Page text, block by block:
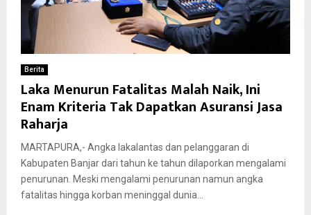
Berita
Laka Menurun Fatalitas Malah Naik, Ini
Enam Kriteria Tak Dapatkan Asuransi Jasa
Raharja
MARTAPURA,- Angka lakalantas dan pelanggaran di
Kabupaten Banjar dari tahun ke tahun dilaporkan mengalami
penurunan. Meski mengalami penurunan namun angka
fatalitas hingga korban meninggal dunia...